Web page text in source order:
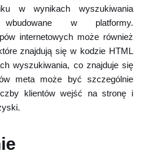
w wynikach wyszukiwania
w platformy.
internetowych może również
znajdują się w kodzie HTML
wyszukiwania, co znajduje się
meta może być szczególnie
klientów wejść na stronę i